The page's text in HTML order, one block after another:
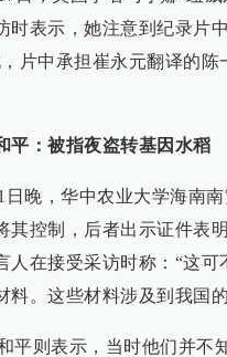
时表示，她注意到纪录片
片中承担崔永元翻译的
平：被指夜盗转基因水稻
，华中农业大学海南南
其控制，后者出示证件表
人在接受采访时称：“这
料。这些材料涉及到我国
则表示，当时他们并不知